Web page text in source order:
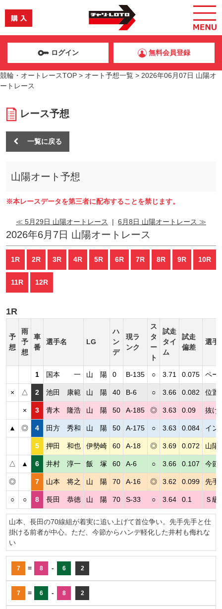
ログイン 無料会員登録
競輪・オートレースTOP > オート予想一覧 > 2026年06月07日 山陽オ
ートレース
レース予想
一覧に戻る
山陽オート予想
※本レースデータを第三者に配布することを禁じます。
≪ 5月29日 山陽オートレース | 6月8日 山陽オートレース ≫
2026年6月7日 山陽オートレース
1R 2R 3R 4R 5R 6R 7R 8R 9R 10R
11R 12R
1R
予
想
雨
予
想
車
番
選手名 LG
ハ
ン
デ
現ラ
ンク
ス
タ
ー
ト
試走
タイ
ム
試走
偏差
選手
1 国本 一 山 陽 0 B-135 ○ 3.71 0.075 ペー
× △ 2 池田 康範 山 陽 40 B-6 ○ 3.66 0.082 位置
× 3 青木 隆浩 山 陽 50 A-185 ◎ 3.63 0.09 抜け
▲ ◎ 4 田方 秀和 山 陽 50 A-175 ○ 3.63 0.084 イン
5 押田 和也 伊勢崎 60 A-18 ◎ 3.69 0.072 山陽
△ ▲ 6 井村 淳一 飯 塚 60 A-6 ○ 3.66 0.107 今節
◎ 7 山本 将之 山 陽 70 A-16 ◎ 3.62 0.099 先手
○ ○ 8 長田 恭徳 山 陽 70 S-33 ○ 3.64 0.1 Ｓ級
山本、長田の70線組が着実に追い上げて首位争い。先手先手と仕
掛ける前者が中心。ただ、今節からハンデ軽化した井村も侮れな
い
7 = 8 - 6 2
7 = 6 - 8 2